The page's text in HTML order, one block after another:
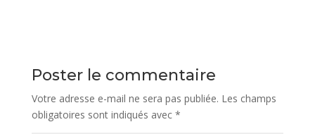
Poster le commentaire
Votre adresse e-mail ne sera pas publiée. Les champs
obligatoires sont indiqués avec *